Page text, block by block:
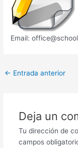
Email:
← Entrada anterior
Deja un
Tu dirección de
campos